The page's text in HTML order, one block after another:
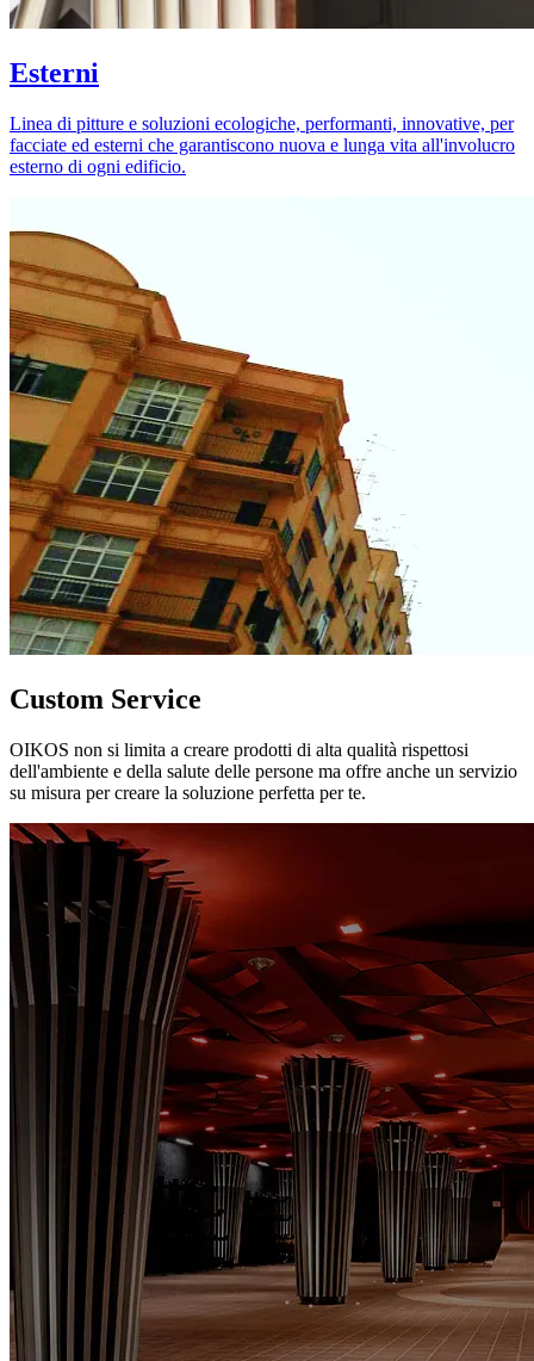
Esterni
Linea di pitture e soluzioni ecologiche, performanti, innovative, per
facciate ed esterni che garantiscono nuova e lunga vita all'involucro
esterno di ogni edificio.
Custom Service
OIKOS non si limita a creare prodotti di alta qualità rispettosi
dell'ambiente e della salute delle persone ma offre anche un servizio
su misura per creare la soluzione perfetta per te.